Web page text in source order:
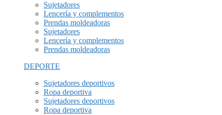
Sujetadores
Lencería y complementos
Prendas moldeadoras
Sujetadores
Lencería y complementos
Prendas moldeadoras
DEPORTE
Sujetadores deportivos
Ropa deportiva
Sujetadores deportivos
Ropa deportiva